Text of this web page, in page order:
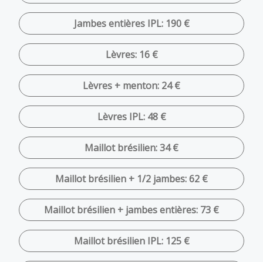
Jambes entières IPL: 190 €
Lèvres: 16 €
Lèvres + menton: 24 €
Lèvres IPL: 48 €
Maillot brésilien: 34 €
Maillot brésilien + 1/2 jambes: 62 €
Maillot brésilien + jambes entières: 73 €
Maillot brésilien IPL: 125 €